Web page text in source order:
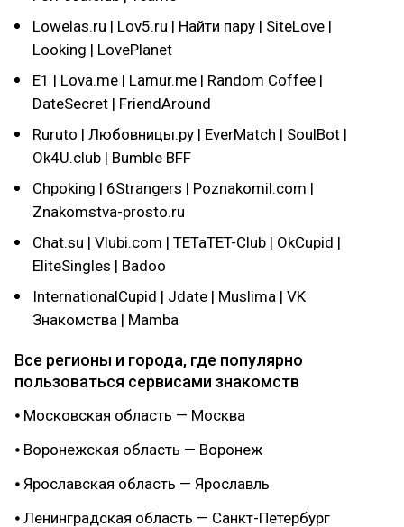
Lowelas.ru | Lov5.ru | Найти пару | SiteLove |
Looking | LovePlanet
E1 | Lova.me | Lamur.me | Random Coffee |
DateSecret | FriendAround
Ruruto | Любовницы.ру | EverMatch | SoulBot |
Ok4U.club | Bumble BFF
Chpoking | 6Strangers | Poznakomil.com |
Znakomstva-prosto.ru
Chat.su | Vlubi.com | TETaTET-Club | OkCupid |
EliteSingles | Badoo
InternationalCupid | Jdate | Muslima | VK
Знакомства | Mamba
Все регионы и города, где популярно
пользоваться сервисами знакомств
⦁ Московская область — Москва
⦁ Воронежская область — Воронеж
⦁ Ярославская область — Ярославль
⦁ Ленинградская область — Санкт-Петербург